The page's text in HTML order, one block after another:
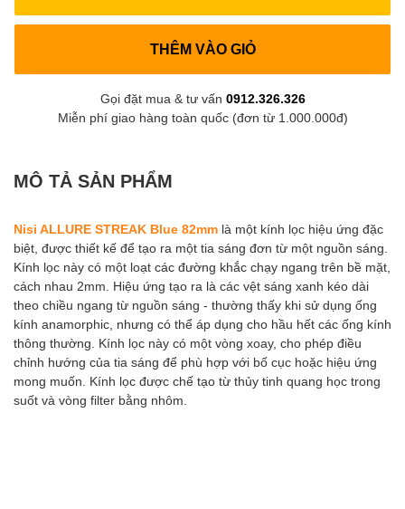
THÊM VÀO GIỎ
Gọi đặt mua & tư vấn 0912.326.326
Miễn phí giao hàng toàn quốc (đơn từ 1.000.000đ)
MÔ TẢ SẢN PHẨM
Nisi ALLURE STREAK Blue 82mm là một kính lọc hiệu ứng đặc
biệt, được thiết kế để tạo ra một tia sáng đơn từ một nguồn sáng.
Kính lọc này có một loạt các đường khắc chạy ngang trên bề mặt,
cách nhau 2mm. Hiệu ứng tạo ra là các vệt sáng xanh kéo dài
theo chiều ngang từ nguồn sáng - thường thấy khi sử dụng ống
kính anamorphic, nhưng có thể áp dụng cho hầu hết các ống kính
thông thường. Kính lọc này có một vòng xoay, cho phép điều
chỉnh hướng của tia sáng để phù hợp với bố cục hoặc hiệu ứng
mong muốn. Kính lọc được chế tạo từ thủy tinh quang học trong
suốt và vòng filter bằng nhôm.